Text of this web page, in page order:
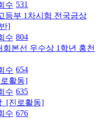
531
등부 1차시험 전국금상
]
804
본선 우수상 1학년 홍천
654
활동]
635
[진로활동]
676